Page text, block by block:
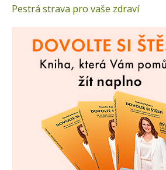
Pestrá strava pro vaše zdraví